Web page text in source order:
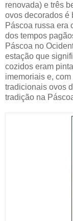
renovada) e três
ovos decorados é
Páscoa russa era
dos tempos
Páscoa no
estação que
cozidos eram
imemoriais e,
tradicionais ovos
tradição na